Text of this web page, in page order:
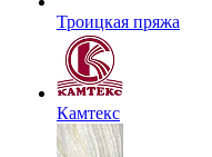
Троицкая пряжа
Камтекс